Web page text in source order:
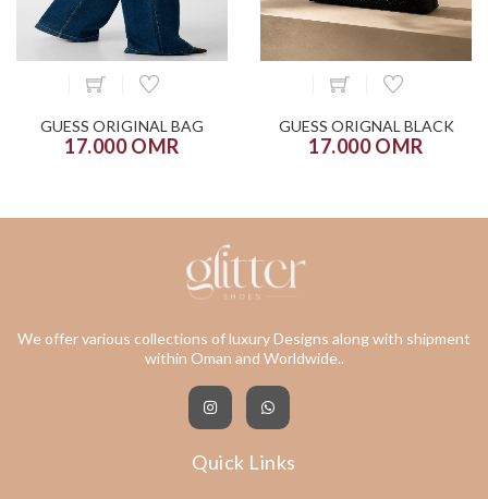
GUESS ORIGINAL BAG
17.000 OMR
GUESS ORIGNAL BLACK
17.000 OMR
We offer various collections of luxury Designs along with shipment
within Oman and Worldwide..
Quick Links